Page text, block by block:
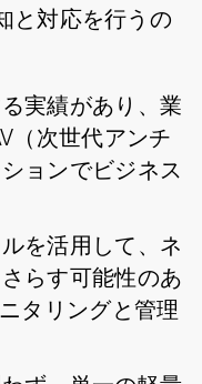
と対応を行うの
実績があり、業
（次世代アンチ
ョンでビジネス
を活用して、ネ
らす可能性のあ
タリングと管理